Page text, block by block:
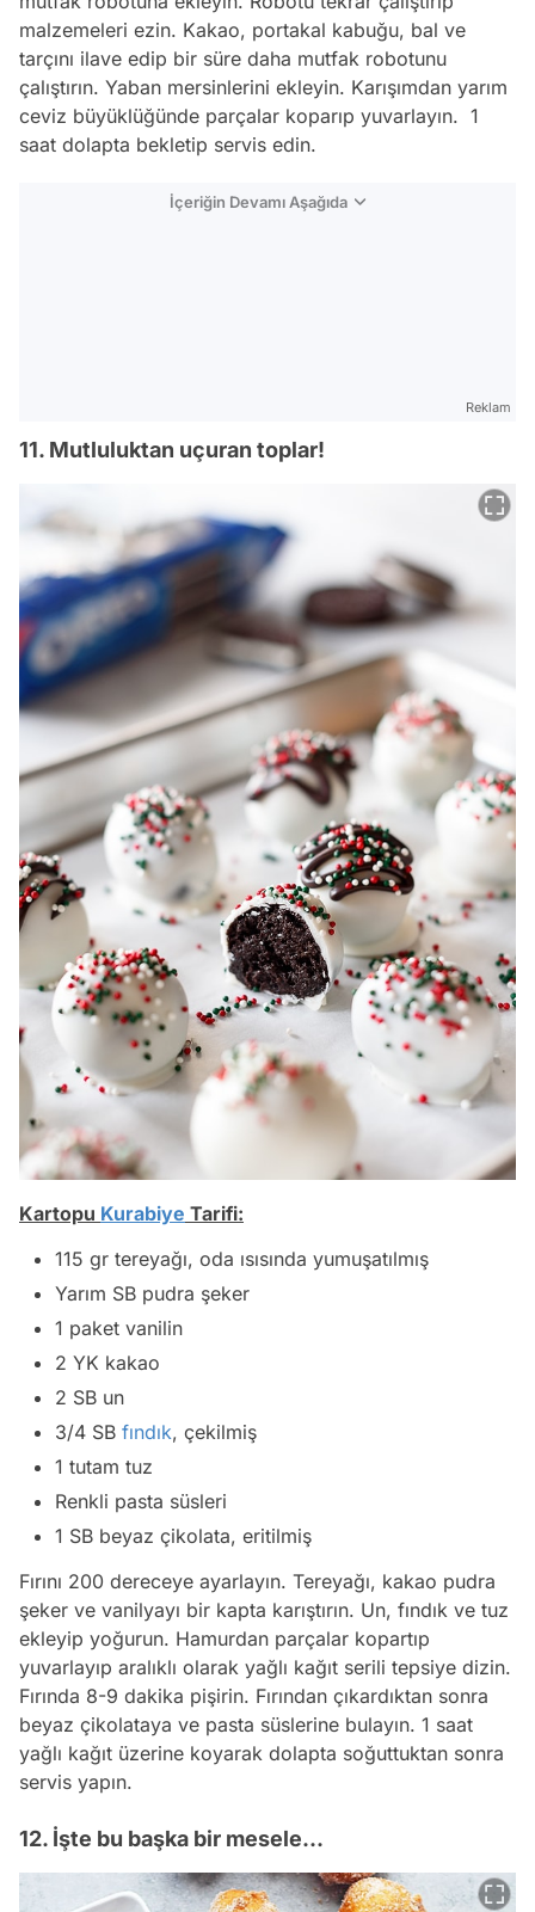
malzemeleri ezin. Kakao, portakal kabuğu, bal ve
tarçını ilave edip bir süre daha mutfak robotunu
çalıştırın. Yaban mersinlerini ekleyin. Karışımdan yarım
ceviz büyüklüğünde parçalar koparıp yuvarlayın. 1
saat dolapta bekletip servis edin.
İçeriğin Devamı Aşağıda
Reklam
11. Mutluluktan uçuran toplar!
Kartopu Kurabiye Tarifi:
115 gr tereyağı, oda ısısında yumuşatılmış
Yarım SB pudra şeker
1 paket vanilin
2 YK kakao
2 SB un
3/4 SB fındık, çekilmiş
1 tutam tuz
Renkli pasta süsleri
1 SB beyaz çikolata, eritilmiş
Fırını 200 dereceye ayarlayın. Tereyağı, kakao pudra
şeker ve vanilyayı bir kapta karıştırın. Un, fındık ve tuz
ekleyip yoğurun. Hamurdan parçalar kopartıp
yuvarlayıp aralıklı olarak yağlı kağıt serili tepsiye dizin.
Fırında 8-9 dakika pişirin. Fırından çıkardıktan sonra
beyaz çikolataya ve pasta süslerine bulayın. 1 saat
yağlı kağıt üzerine koyarak dolapta soğuttuktan sonra
servis yapın.
12. İşte bu başka bir mesele...